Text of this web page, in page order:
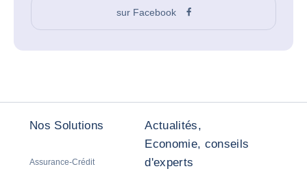
sur Facebook
Nos Solutions
Assurance-Crédit
Actualités,
Economie, conseils
d'experts